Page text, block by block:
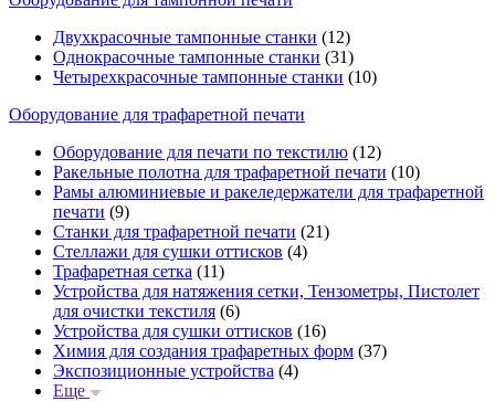
Двухкрасочные тампонные станки (12)
Однокрасочные тампонные станки (31)
Четырехкрасочные тампонные станки (10)
Оборудование для трафаретной печати
Оборудование для печати по текстилю (12)
Ракельные полотна для трафаретной печати (10)
Рамы алюминиевые и ракеледержатели для трафаретной
печати (9)
Станки для трафаретной печати (21)
Стеллажи для сушки оттисков (4)
Трафаретная сетка (11)
Устройства для натяжения сетки, Тензометры, Пистолет
для очистки текстиля (6)
Устройства для сушки оттисков (16)
Химия для создания трафаретных форм (37)
Экспозиционные устройства (4)
Еще